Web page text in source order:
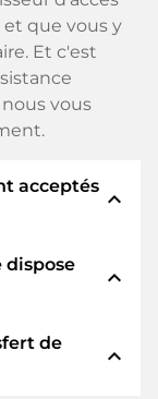
que vous y
Et c'est
vous
acceptés
expand_less
anticipé
de
de crédit,
Alipay ou
dispose
expand_less
nous en
de
expand_less